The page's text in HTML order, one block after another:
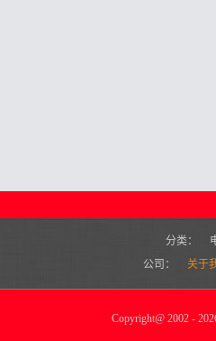
分类：
公司：
关于
Copyright@2002 -